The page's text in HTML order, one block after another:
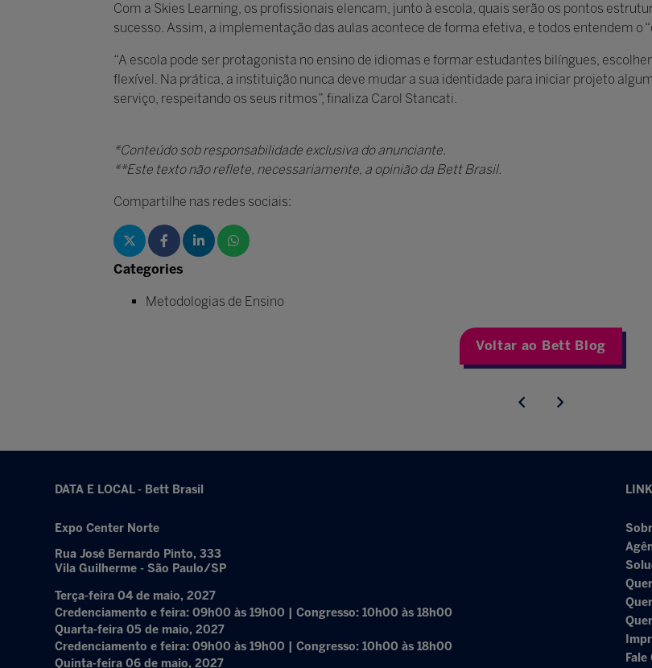
Com a Skies Learning, os profissionais elencam, junto à escola, quais serão os pontos
sucesso. Assim, a implementação das aulas acontece de forma efetiva, e todos entendem o
“A escola pode ser protagonista no ensino de idiomas e formar estudantes bilíngues,
flexível. Na prática, a instituição nunca deve mudar a sua identidade para iniciar projeto
serviço, respeitando os seus ritmos”, finaliza Carol Stancati.
*Conteúdo sob responsabilidade exclusiva do anunciante.
**Este texto não reflete, necessariamente, a opinião da Bett Brasil.
Compartilhe nas redes sociais:
Categories
Metodologias de Ensino
Voltar ao Bett Blog
DATA E LOCAL - Bett Brasil
Expo Center Norte
Rua José Bernardo Pinto, 333
Vila Guilherme - São Paulo/SP
Terça-feira 04 de maio, 2027
Credenciamento e feira: 09h00 às 19h00 | Congresso: 10h00 às 18h00
Quarta-feira 05 de maio, 2027
Credenciamento e feira: 09h00 às 19h00 | Congresso: 10h00 às 18h00
Quinta-feira 06 de maio, 2027